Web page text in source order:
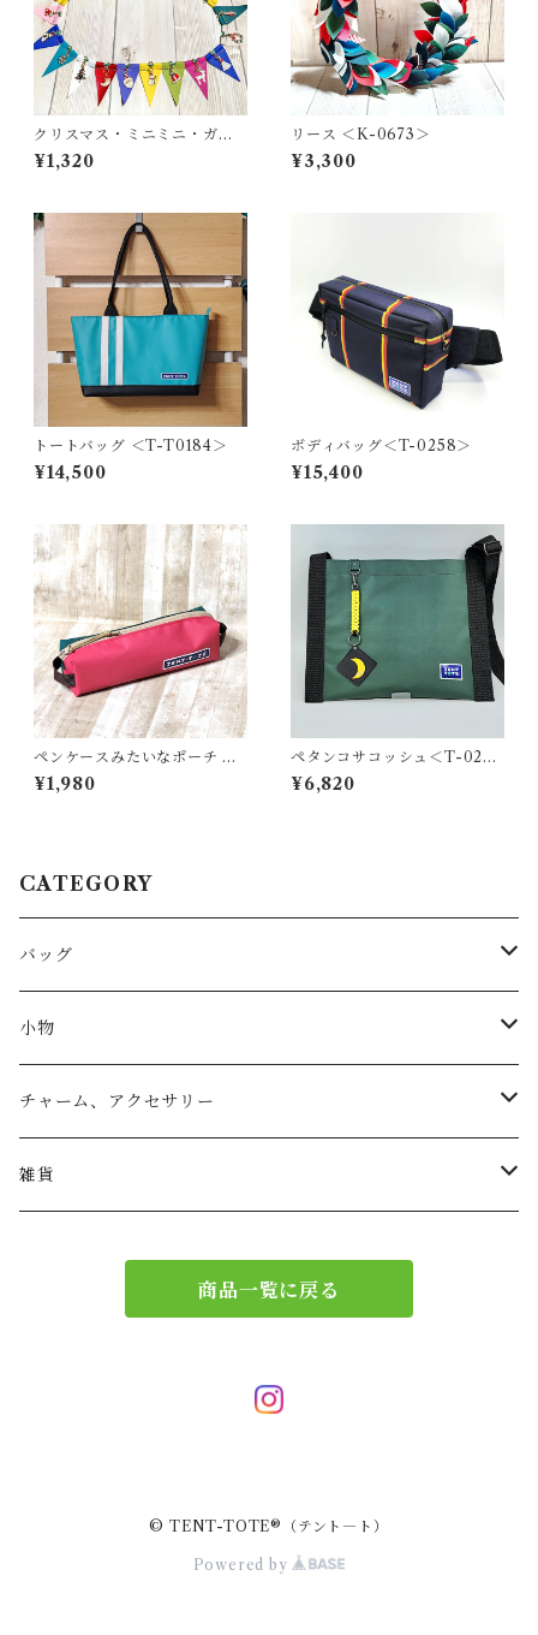
クリスマス・ミニミニ・ガー
ランド ＜K-0687＞
¥1,320
リース ＜K-0673＞
¥3,300
トートバッグ ＜T-T0184＞
¥14,500
ボディバッグ＜T-0258＞
¥15,400
ペンケースみたいなポーチ ＜
K-0657＞
¥1,980
ペタンコサコッシュ＜T-0280
＞
¥6,820
CATEGORY
バッグ
トートバッグ
リュック
ショルダー
小物
小物入れ
チャーム、アクセサリー
バッグチャーム
雑貨
商品一覧に戻る
© TENT-TOTE®（テント―ト）
Powered by